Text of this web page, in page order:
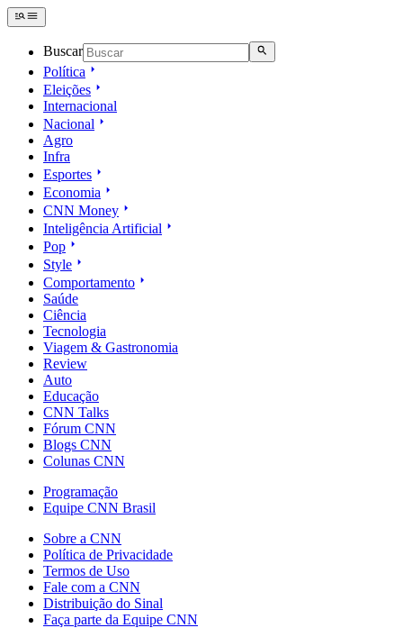
Buscar
Política
Eleições
Internacional
Nacional
Agro
Infra
Esportes
Economia
CNN Money
Inteligência Artificial
Pop
Style
Comportamento
Saúde
Ciência
Tecnologia
Viagem & Gastronomia
Review
Auto
Educação
CNN Talks
Fórum CNN
Blogs CNN
Colunas CNN
Programação
Equipe CNN Brasil
Sobre a CNN
Política de Privacidade
Termos de Uso
Fale com a CNN
Distribuição do Sinal
Faça parte da Equipe CNN